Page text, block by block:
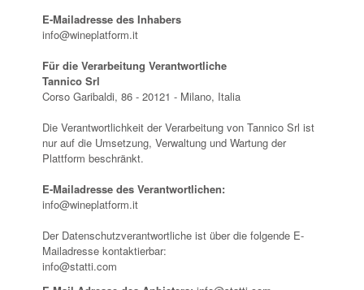
E-Mailadresse des Inhabers
info@wineplatform.it
Für die Verarbeitung Verantwortliche
Tannico Srl
Corso Garibaldi, 86 - 20121 - Milano, Italia
Die Verantwortlichkeit der Verarbeitung von Tannico Srl ist
nur auf die Umsetzung, Verwaltung und Wartung der
Plattform beschränkt.
E-Mailadresse des Verantwortlichen:
info@wineplatform.it
Der Datenschutzverantwortliche ist über die folgende E-
Mailadresse kontaktierbar:
info@statti.com